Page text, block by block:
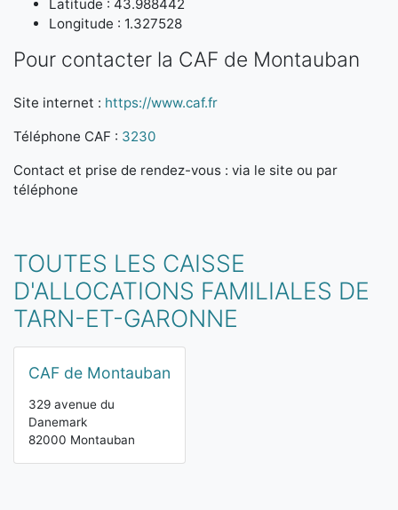
Latitude : 43.988442
Longitude : 1.327528
Pour contacter la CAF de Montauban
Site internet : https://www.caf.fr
Téléphone CAF : 3230
Contact et prise de rendez-vous : via le site ou par
téléphone
TOUTES LES CAISSE
D'ALLOCATIONS FAMILIALES DE
TARN-ET-GARONNE
CAF de Montauban
329 avenue du
Danemark
82000 Montauban